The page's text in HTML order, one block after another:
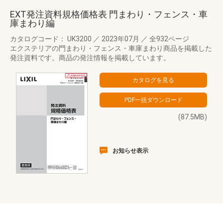
EXT発注資料規格価格表 門まわり・フェンス・車
庫まわり編
カタログコード： UK3200 ／ 2023年07月 ／ 全932ページ
エクステリアの門まわり・フェンス・車庫まわり商品を掲載した
発注資料です。商品の発注情報を掲載しています。
(87.5MB)
お知らせ表示